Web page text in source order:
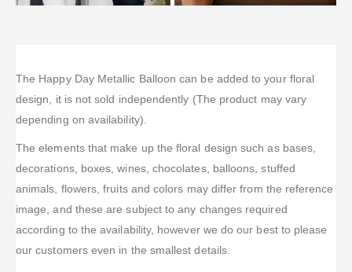
The Happy Day Metallic Balloon can be added to your floral
design, it is not sold independently (The product may vary
depending on availability).
The elements that make up the floral design such as bases,
decorations, boxes, wines, chocolates, balloons, stuffed
animals, flowers, fruits and colors may differ from the reference
image, and these are subject to any changes required
according to the availability, however we do our best to please
our customers even in the smallest details.